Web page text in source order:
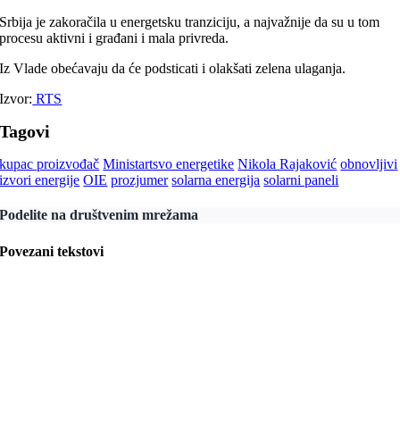
Srbija je zakoračila u energetsku tranziciju, a najvažnije da su u tom
procesu aktivni i građani i mala privreda.
Iz Vlade obećavaju da će podsticati i olakšati zelena ulaganja.
Izvor: RTS
Tagovi
kupac proizvođač Ministartsvo energetike Nikola Rajaković obnovljivi
izvori energije OIE prozjumer solarna energija solarni paneli
Podelite na društvenim mrežama
Povezani tekstovi